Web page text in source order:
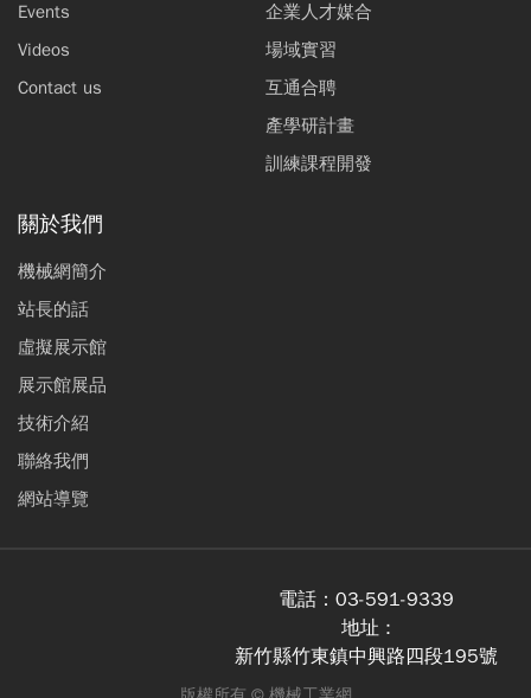
Events
Videos
Contact us
企業人才媒合
場域實習
互通合聘
產學研計畫
訓練課程開發
關於我們
機械網簡介
站長的話
虛擬展示館
展示館展品
技術介紹
聯絡我們
網站導覽
電話： 03-591-9339
地址 :
新竹縣竹東鎮中興路四段195號